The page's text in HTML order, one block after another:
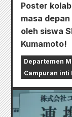
Poster
masa
oleh siswa
Kumamoto!
Departemen
Campuran inti